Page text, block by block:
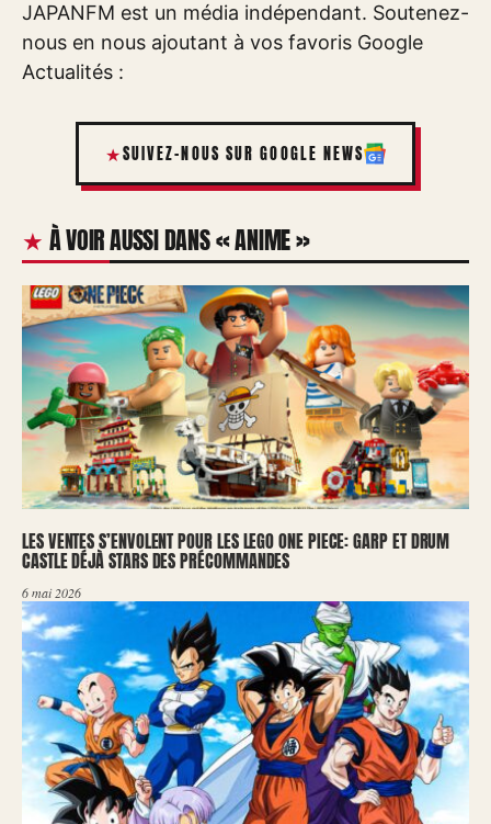
JAPANFM est un média indépendant. Soutenez-
nous en nous ajoutant à vos favoris Google
Actualités :
SUIVEZ-NOUS SUR GOOGLE NEWS
À VOIR AUSSI DANS « ANIME »
LES VENTES S’ENVOLENT POUR LES LEGO ONE PIECE: GARP ET DRUM
CASTLE DÉJÀ STARS DES PRÉCOMMANDES
6 mai 2026